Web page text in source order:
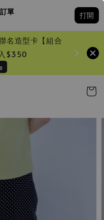
單 打開
名造型卡【組合
$350